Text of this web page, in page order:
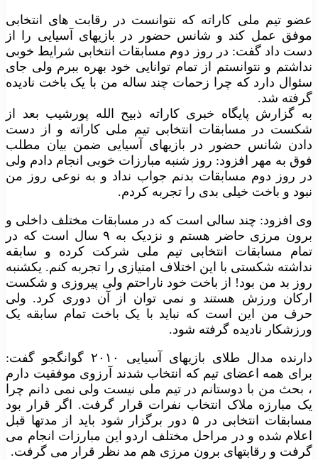
عضو تیم ملی کاراته که نتوانست در رقابت های انتخابی
موفق عمل کند و شانس حضور در بازیهای آسیایی را از
دست داد گفت: در روز دوم مسابقات انتخابی شرایط خوبی
نداشتم و نتوانستم از تمام توانایی خود بهره ببرم ولی جای
سئوال دارد که چرا زحمات چند ساله من با یک باخت نادیده
گرفته شد.
به گزارش پایگاه خبری کاراته ذبیح الله پورشیب بعد از
شکست در مسابقات انتخابی تیم ملی کاراته و از دست
دادن شانس حضور در بازیهای آسیایی ضمن بیان مطلب
فوق به مهر افزود: روز شنبه مبارزات خوبی انجام دادم ولی
در روز دوم مسابقات بدنم جواب نداد و به نوعی روز من
نبود و باخت خیلی بدی را تجربه کردم.
وی افزود: چند سالی است که در مسابقات مختلف داخلی و
برون مرزی حاضر هستم و نزدیک به ۹ سال است که در
تمام مسابقات انتخابی تیم ملی شرکت کرده و سابقه
نداشته شکستی با این اختلاف امتیازی را تجربه کنم. یکشنبه
روز بد من بود! از باخت خود ناراحتم ولی پیروزی و شکست
ارکان ورزش هستند و نمی توان از آن دوری کرد. ولی
حرف من این است که نباید با یک باخت تمام سابقه یک
ورزشکار نادیده گرفته شود.
دارنده مدال طلای بازیهای آسیایی ۲۰۱۰ گوانگجو گفت:
برای همه اعضای تیم که انتخاب شدند آرزوی موفقیت دارم
، بحث من با دوستانم در تیم ملی نیست ولی نمی دانم چرا
یک مبارزه ملاک انتخاب نفرات قرار گرفت. اگر قرار بود
مسابقات انتخابی در ۵ دور برگزار شود باید از مدتها قبل
اعلام شده و در مراحل مختلف اردو این مبارزات انجام می
گرفت و رقابتهای برون مرزی هم مد نظر قرار می گرفت.